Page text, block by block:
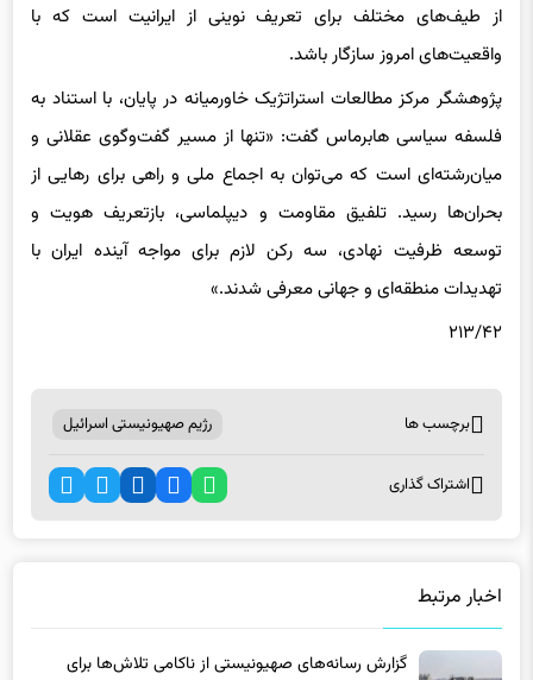
از طیف‌های مختلف برای تعریف نوینی از ایرانیت است که با
واقعیت‌های امروز سازگار باشد.
پژوهشگر مرکز مطالعات استراتژیک خاورمیانه در پایان، با استناد به
فلسفه سیاسی هابرماس گفت: «تنها از مسیر گفت‌وگوی عقلانی و
میان‌رشته‌ای است که می‌توان به اجماع ملی و راهی برای رهایی از
بحران‌ها رسید. تلفیق مقاومت و دیپلماسی، بازتعریف هویت و
توسعه ظرفیت نهادی، سه رکن لازم برای مواجه آینده ایران با
تهدیدات منطقه‌ای و جهانی معرفی شدند.»
۲۱۳/۴۲
برچسب ها رژیم صهیونیستی اسرائیل
اشتراک گذاری
اخبار مرتبط
گزارش رسانه‌های صهیونیستی از ناکامی تلاش‌ها برای